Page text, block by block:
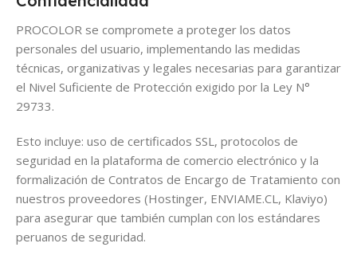
PROCOLOR se compromete a proteger los datos
personales del usuario, implementando las medidas
técnicas, organizativas y legales necesarias para garantizar
el Nivel Suficiente de Protección exigido por la Ley N°
29733.
Esto incluye: uso de certificados SSL, protocolos de
seguridad en la plataforma de comercio electrónico y la
formalización de Contratos de Encargo de Tratamiento con
nuestros proveedores (Hostinger, ENVIAME.CL, Klaviyo)
para asegurar que también cumplan con los estándares
peruanos de seguridad.